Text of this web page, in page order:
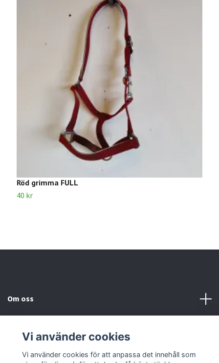
Röd grimma FULL
40 kr
Om oss
Kontakta oss
Vi använder cookies
Vi använder cookies för att anpassa det innehåll som